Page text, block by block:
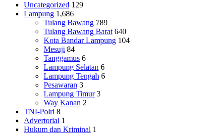
Uncategorized 129
Lampung 1,686
Tulang Bawang 789
Tulang Bawang Barat 640
Kota Bandar Lampung 104
Mesuji 84
Tanggamus 6
Lampung Selatan 6
Lampung Tengah 6
Pesawaran 3
Lampung Timur 3
Way Kanan 2
TNI-Polri 8
Advertorial 1
Hukum dan Kriminal 1